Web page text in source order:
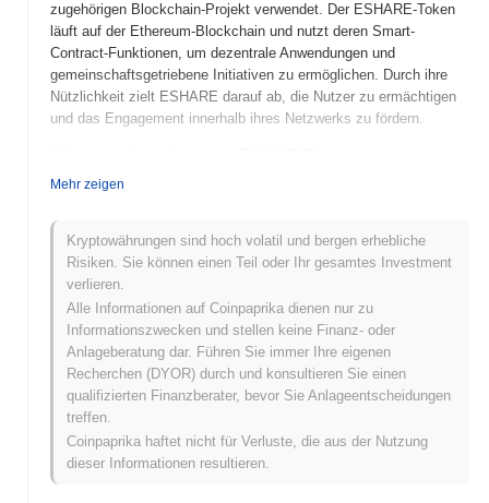
zugehörigen Blockchain-Projekt verwendet. Der ESHARE-Token
läuft auf der Ethereum-Blockchain und nutzt deren Smart-
Contract-Funktionen, um dezentrale Anwendungen und
gemeinschaftsgetriebene Initiativen zu ermöglichen. Durch ihre
Nützlichkeit zielt ESHARE darauf ab, die Nutzer zu ermächtigen
und das Engagement innerhalb ihres Netzwerks zu fördern.
ESHARE wurde 2021 als Teil des ESHARE-Ökosystems
möchte. Das Projekt wurde von einem Team von Blockchain-
Enthusiasten entwickelt, obwohl spezifische Details über die
Gründer nicht weit verbreitet dokumentiert sind. Zunächst auf
verschiedenen dezentralen Börsen gelistet, gewann ESHARE
innerhalb der DeFi-Community an Bedeutung, was zu seiner
frühen Akzeptanz und seinem Wachstum beitrug. Das Projekt hat
sich seitdem darauf konzentriert, seine Plattform und Nutzerbasis
zu erweitern und sich als Akteur im sich schnell entwickelnden
DeFi-Bereich zu positionieren.
Was steht für ESHARE an?
ESHARE steht vor bedeutenden Fortschritten, während es seinen
Mehr zeigen
Kryptowährungen sind hoch volatil und bergen erhebliche
Risiken. Sie können einen Teil oder Ihr gesamtes Investment
verlieren.
Alle Informationen auf Coinpaprika dienen nur zu
Informationszwecken und stellen keine Finanz- oder
Anlageberatung dar. Führen Sie immer Ihre eigenen
Recherchen (DYOR) durch und konsultieren Sie einen
qualifizierten Finanzberater, bevor Sie Anlageentscheidungen
treffen.
Coinpaprika haftet nicht für Verluste, die aus der Nutzung
dieser Informationen resultieren.